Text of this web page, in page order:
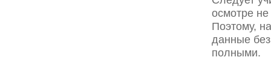
осмотре не
Поэтому,
данные без
полными.